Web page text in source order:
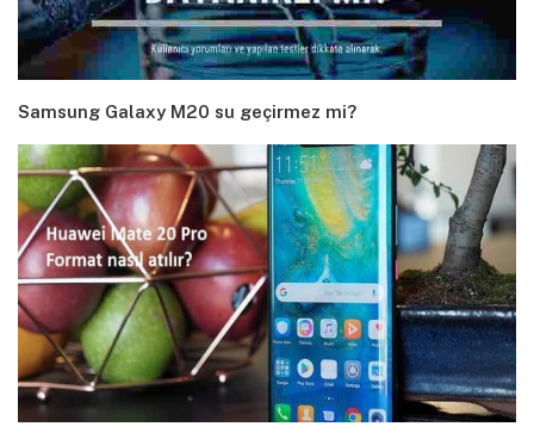
Samsung Galaxy M20 su geçirmez mi?